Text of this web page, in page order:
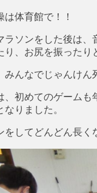
は体育館で！！
ラソンをした後は
り、お尻を振ったり
みんなでじゃんけん
、初めてのゲームも
なりました。
をしてどんどん長く